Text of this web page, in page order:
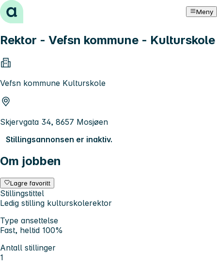
Hopp til innhold Meny
Rektor - Vefsn kommune - Kulturskole
Vefsn kommune Kulturskole
Skjervgata 34, 8657 Mosjøen
Stillingsannonsen er inaktiv.
Om jobben
Lagre favoritt
Stillingstittel
Ledig stilling kulturskolerektor
Type ansettelse
Fast, heltid 100%
Antall stillinger
1